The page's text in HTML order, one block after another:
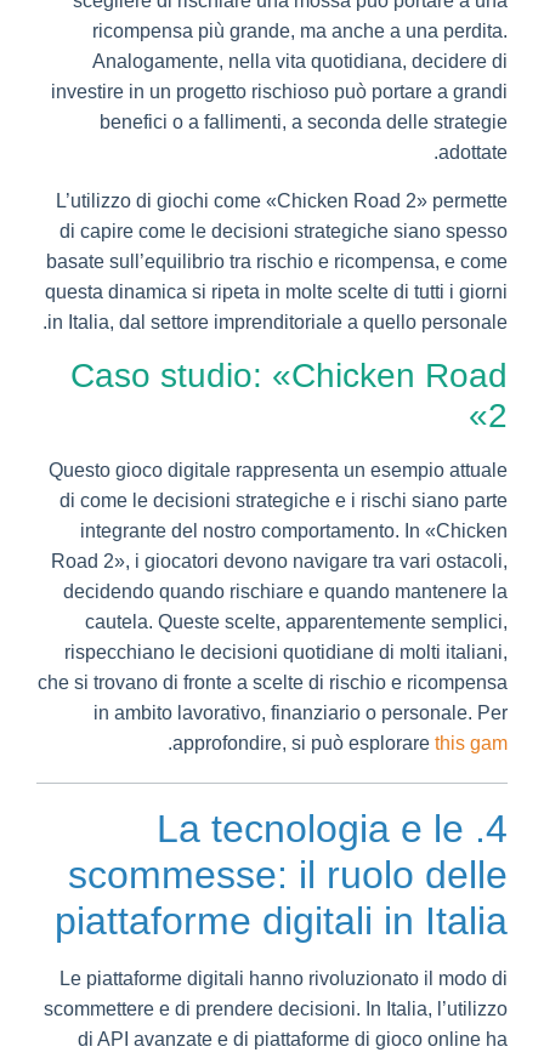
ricompensa più grande, ma anche a una perdita.
Analogamente, nella vita quotidiana, decidere di
investire in un progetto rischioso può portare a grandi
benefici o a fallimenti, a seconda delle strategie
adottate.
L’utilizzo di giochi come «Chicken Road 2» permette
di capire come le decisioni strategiche siano spesso
basate sull’equilibrio tra rischio e ricompensa, e come
questa dinamica si ripeta in molte scelte di tutti i giorni
in Italia, dal settore imprenditoriale a quello personale.
Caso studio: «Chicken Road
2»
Questo gioco digitale rappresenta un esempio attuale
di come le decisioni strategiche e i rischi siano parte
integrante del nostro comportamento. In «Chicken
Road 2», i giocatori devono navigare tra vari ostacoli,
decidendo quando rischiare e quando mantenere la
cautela. Queste scelte, apparentemente semplici,
rispecchiano le decisioni quotidiane di molti italiani,
che si trovano di fronte a scelte di rischio e ricompensa
in ambito lavorativo, finanziario o personale. Per
approfondire, si può esplorare this gam
.
4. La tecnologia e le
scommesse: il ruolo delle
piattaforme digitali in Italia
Le piattaforme digitali hanno rivoluzionato il modo di
scommettere e di prendere decisioni. In Italia, l’utilizzo
di API avanzate e di piattaforme di gioco online ha